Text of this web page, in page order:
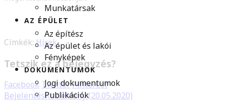
Munkatársak
AZ ÉPÜLET
Az építész
Az épület és lakói
Fényképek
DOKUMENTUMOK
Jogi dokumentumok
Publikációk
Címkék:Hírek
Tetszik ez a bejegyzés?
Facebook TwitterPinterest
BejelentésKözlemény (20.05.2020)